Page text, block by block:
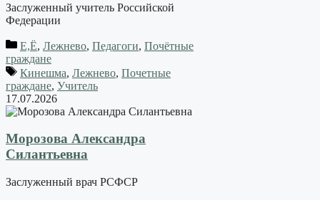
Заслуженный учитель Российской
Федерации
Е,Ё, Лежнево, Педагоги, Почётные
граждане
Кинешма, Лежнево, Почетные
граждане, Учитель
17.07.2026
Морозова Александра
Силантьевна
Заслуженный врач РСФСР